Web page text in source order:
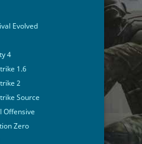
Evolved
4
1.6
2
Source
Offensive
Zero